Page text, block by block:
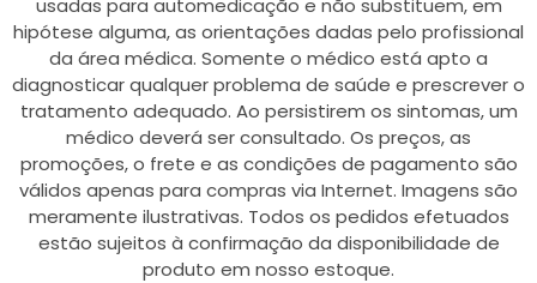
usadas para automedicação e não substituem, em
hipótese alguma, as orientações dadas pelo profissional
da área médica. Somente o médico está apto a
diagnosticar qualquer problema de saúde e prescrever o
tratamento adequado. Ao persistirem os sintomas, um
médico deverá ser consultado. Os preços, as
promoções, o frete e as condições de pagamento são
válidos apenas para compras via Internet. Imagens são
meramente ilustrativas. Todos os pedidos efetuados
estão sujeitos à confirmação da disponibilidade de
produto em nosso estoque.